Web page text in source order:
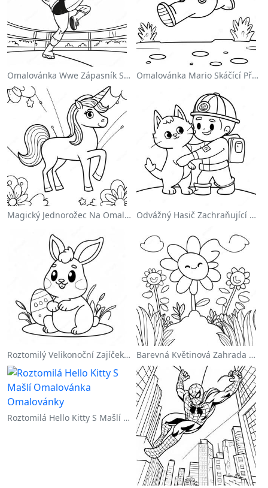
Omalovánka Wwe Zápasník Skáčící Na Protivníka Omalovánka Mario Skáčící Přes Goombas
Magický Jednorožec Na Omalovánce S Duhou Odvážný Hasič Zachraňující Kočku Omalovánka
Roztomilý Velikonoční Zajíček Na Omalovánce Barevná Květinová Zahrada Na Omalovánce
Roztomilá Hello Kitty S Mašlí Omalovánka